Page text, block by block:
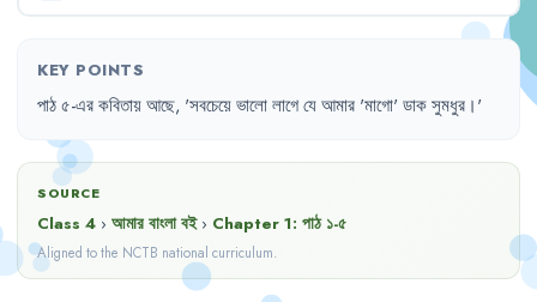
KEY POINTS
পাঠ৫-এরকবিতায়আছে, 'সবচেয়েভালোলাগেযেআমার 'মাগো' ডাকসুমধুর ।'
SOURCE
Class 4 › আমার বাংলা বই › Chapter 1: পাঠ ১-৫
Aligned to the NCTB national curriculum.